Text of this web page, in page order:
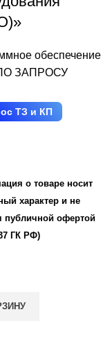
обеспечение
ЗАПРОСУ
ТЗ и КП
о товаре носит
характер и не
публичной офертой
ГК РФ)